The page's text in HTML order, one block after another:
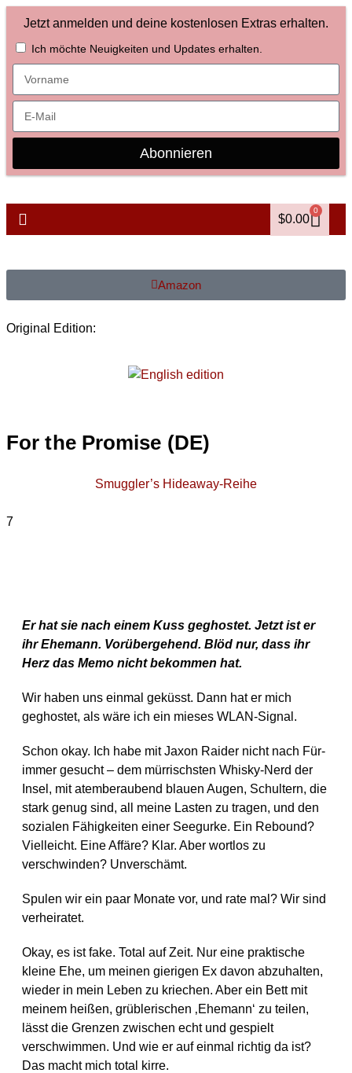
Jetzt anmelden und deine kostenlosen Extras erhalten.
Ich möchte Neuigkeiten und Updates erhalten.
Abonnieren
$0.00
0
Amazon
Original Edition:
For the Promise (DE)
Smuggler’s Hideaway-Reihe
7
Er hat sie nach einem Kuss geghostet. Jetzt ist er
ihr Ehemann. Vorübergehend. Blöd nur, dass ihr
Herz das Memo nicht bekommen hat.
Wir haben uns einmal geküsst. Dann hat er mich
geghostet, als wäre ich ein mieses WLAN-Signal.
Schon okay. Ich habe mit Jaxon Raider nicht nach Für-
immer gesucht – dem mürrischsten Whisky-Nerd der
Insel, mit atemberaubend blauen Augen, Schultern, die
stark genug sind, all meine Lasten zu tragen, und den
sozialen Fähigkeiten einer Seegurke. Ein Rebound?
Vielleicht. Eine Affäre? Klar. Aber wortlos zu
verschwinden? Unverschämt.
Spulen wir ein paar Monate vor, und rate mal? Wir sind
verheiratet.
Okay, es ist fake. Total auf Zeit. Nur eine praktische
kleine Ehe, um meinen gierigen Ex davon abzuhalten,
wieder in mein Leben zu kriechen. Aber ein Bett mit
meinem heißen, grüblerischen ‚Ehemann‘ zu teilen,
lässt die Grenzen zwischen echt und gespielt
verschwimmen. Und wie er auf einmal richtig da ist?
Das macht mich total kirre.